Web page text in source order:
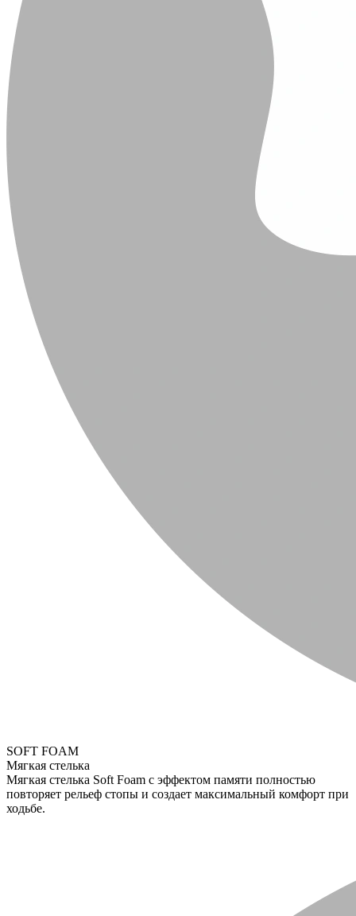
SOFT FOAM
Мягкая стелька
Мягкая стелька Soft Foam с эффектом памяти полностью
повторяет рельеф стопы и создает максимальный комфорт при
ходьбе.